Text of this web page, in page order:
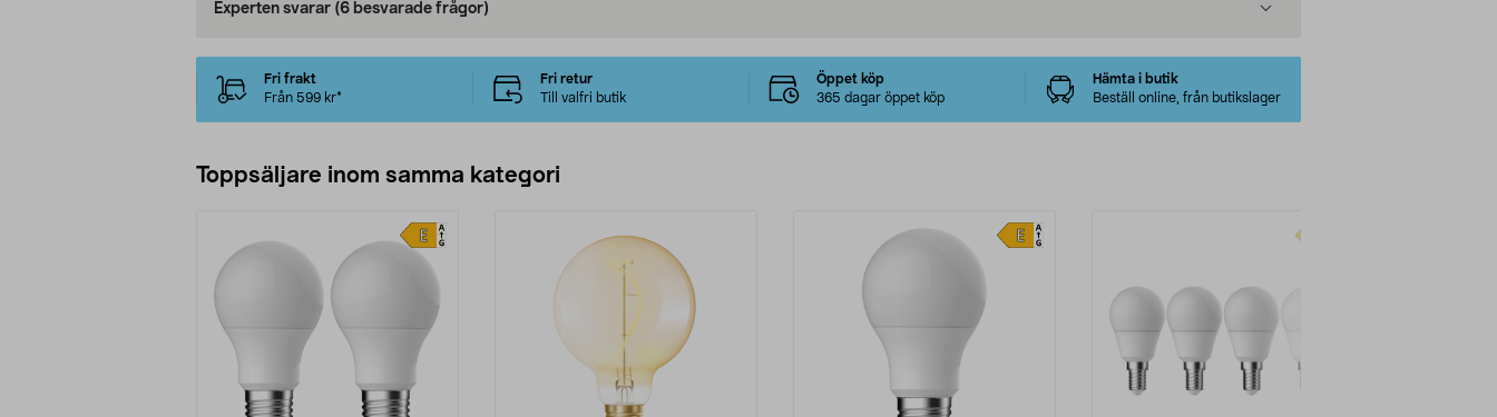
Experten svarar (6 besvarade frågor)
Fri frakt
Från 599 kr*
Fri retur
Till valfri butik
Öppet köp
365 dagar öppet köp
Hämta i butik
Beställ online, från butikslager
Toppsäljare inom samma kategori